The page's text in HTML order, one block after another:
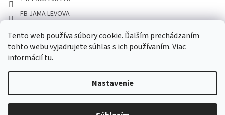
Tento web používa súbory cookie. Ďalším prechádzaním
tohto webu vyjadrujete súhlas s ich používaním. Viac
informáciítu.
Nastavenie
Vážení zákazníci, z dôvodu dovoleniek môže v tomto období
dochádzať ku predĺženiu dodacích lehôt. Od 30.7. do 10.8. bude
FB JAMA LEVOVA
JamaLevova
+421905288228